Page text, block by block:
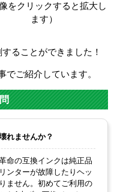
像をクリックすると拡大し
ます）
ることができました！
でご紹介しています。
れませんか？
命の互換インクは純正品
ンターが故障したりヘッ
ません。初めてご利用の